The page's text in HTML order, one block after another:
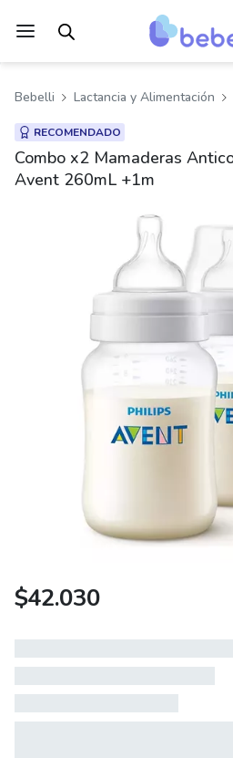
Bebelli Lactancia y Alimentación
RECOMENDADO
Combo x2 Mamaderas
Avent 260mL +1m
$42.030